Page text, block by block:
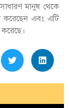
মানুষ থেকে
করেছেন এবং এটি
করেছে।